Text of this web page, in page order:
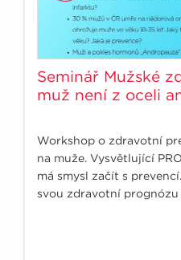
Seminář Mužské
muž není z oceli
Workshop o zdravotní
na muže. Vysvětlující
má smysl začít s
svou zdravotní prognózu